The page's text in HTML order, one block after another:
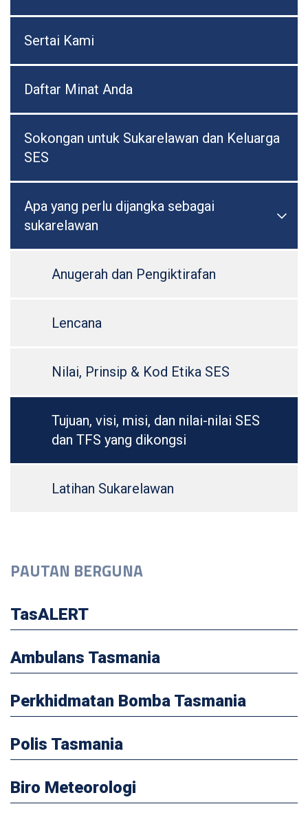
Sertai Kami
Daftar Minat Anda
Sokongan untuk Sukarelawan dan Keluarga
SES
Apa yang perlu dijangka sebagai
sukarelawan

Anugerah dan Pengiktirafan
Lencana
Nilai, Prinsip & Kod Etika SES
Tujuan, visi, misi, dan nilai-nilai SES
dan TFS yang dikongsi
Latihan Sukarelawan
PAUTAN BERGUNA
TasALERT
Ambulans Tasmania
Perkhidmatan Bomba Tasmania
Polis Tasmania
Biro Meteorologi